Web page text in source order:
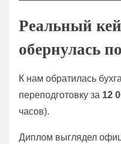
Реальный
обернулась
К нам обратилась
переподготовку за 12
часов).
Диплом выглядел